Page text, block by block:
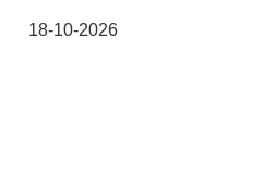
18-10-2026